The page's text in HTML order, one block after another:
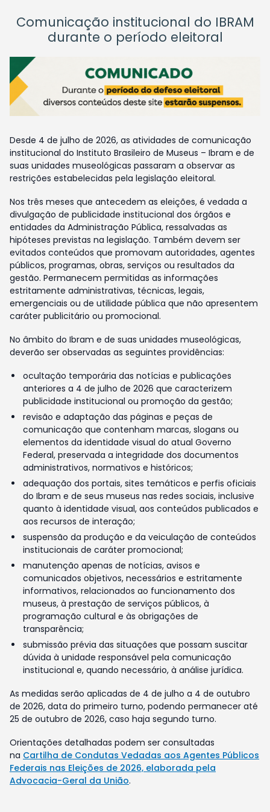
Comunicação institucional do IBRAM
durante o período eleitoral
Desde 4 de julho de 2026, as atividades de comunicação
institucional do Instituto Brasileiro de Museus – Ibram e de
suas unidades museológicas passaram a observar as
restrições estabelecidas pela legislação eleitoral.
Nos três meses que antecedem as eleições, é vedada a
divulgação de publicidade institucional dos órgãos e
entidades da Administração Pública, ressalvadas as
hipóteses previstas na legislação. Também devem ser
evitados conteúdos que promovam autoridades, agentes
públicos, programas, obras, serviços ou resultados da
gestão. Permanecem permitidas as informações
estritamente administrativas, técnicas, legais,
emergenciais ou de utilidade pública que não apresentem
caráter publicitário ou promocional.
No âmbito do Ibram e de suas unidades museológicas,
deverão ser observadas as seguintes providências:
ocultação temporária das notícias e publicações
anteriores a 4 de julho de 2026 que caracterizem
publicidade institucional ou promoção da gestão;
revisão e adaptação das páginas e peças de
comunicação que contenham marcas, slogans ou
elementos da identidade visual do atual Governo
Federal, preservada a integridade dos documentos
administrativos, normativos e históricos;
adequação dos portais, sites temáticos e perfis oficiais
do Ibram e de seus museus nas redes sociais, inclusive
quanto à identidade visual, aos conteúdos publicados e
aos recursos de interação;
suspensão da produção e da veiculação de conteúdos
institucionais de caráter promocional;
manutenção apenas de notícias, avisos e
comunicados objetivos, necessários e estritamente
informativos, relacionados ao funcionamento dos
museus, à prestação de serviços públicos, à
programação cultural e às obrigações de
transparência;
submissão prévia das situações que possam suscitar
dúvida à unidade responsável pela comunicação
institucional e, quando necessário, à análise jurídica.
As medidas serão aplicadas de 4 de julho a 4 de outubro
de 2026, data do primeiro turno, podendo permanecer até
25 de outubro de 2026, caso haja segundo turno.
Orientações detalhadas podem ser consultadas
na Cartilha de Condutas Vedadas aos Agentes Públicos
Federais nas Eleições de 2026, elaborada pela
Advocacia-Geral da União.